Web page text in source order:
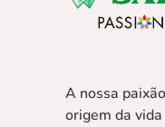
A nossa
origem da vida